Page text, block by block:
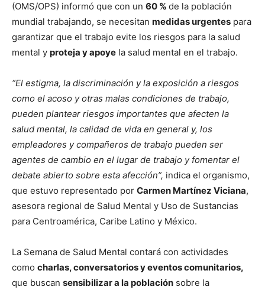
(OMS/OPS) informó que con un 60 % de la población
mundial trabajando, se necesitan medidas urgentes para
garantizar que el trabajo evite los riesgos para la salud
mental y proteja y apoye la salud mental en el trabajo.
“El estigma, la discriminación y la exposición a riesgos
como el acoso y otras malas condiciones de trabajo,
pueden plantear riesgos importantes que afecten la
salud mental, la calidad de vida en general y, los
empleadores y compañeros de trabajo pueden ser
agentes de cambio en el lugar de trabajo y fomentar el
debate abierto sobre esta afección”, indica el organismo,
que estuvo representado por Carmen Martínez Viciana,
asesora regional de Salud Mental y Uso de Sustancias
para Centroamérica, Caribe Latino y México.
La Semana de Salud Mental contará con actividades
como charlas, conversatorios y eventos comunitarios,
que buscan sensibilizar a la población sobre la